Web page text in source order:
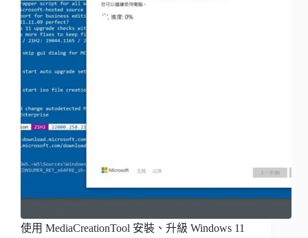
使用 MediaCreationTool 安裝、升級 Windows 11